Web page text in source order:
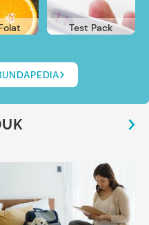
Test Pack